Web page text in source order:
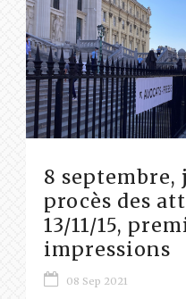
8 septembre,
procès des
13/11/15,
impressions
08 Sep 2021